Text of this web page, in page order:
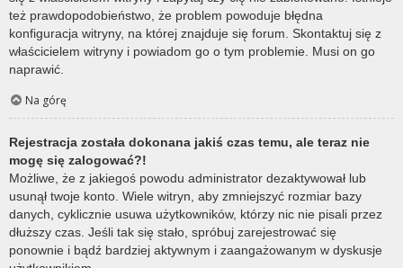
też prawdopodobieństwo, że problem powoduje błędna
konfiguracja witryny, na której znajduje się forum. Skontaktuj się z
właścicielem witryny i powiadom go o tym problemie. Musi on go
naprawić.
Na górę
Rejestracja została dokonana jakiś czas temu, ale teraz nie
mogę się zalogować?!
Możliwe, że z jakiegoś powodu administrator dezaktywował lub
usunął twoje konto. Wiele witryn, aby zmniejszyć rozmiar bazy
danych, cyklicznie usuwa użytkowników, którzy nic nie pisali przez
dłuższy czas. Jeśli tak się stało, spróbuj zarejestrować się
ponownie i bądź bardziej aktywnym i zaangażowanym w dyskusje